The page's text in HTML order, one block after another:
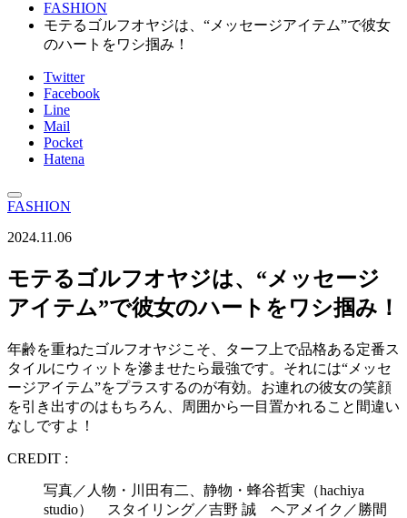
FASHION
モテるゴルフオヤジは、“メッセージアイテム”で彼女
のハートをワシ掴み！
Twitter
Facebook
Line
Mail
Pocket
Hatena
FASHION
2024.11.06
モテるゴルフオヤジは、“メッセージ
アイテム”で彼女のハートをワシ掴み！
年齢を重ねたゴルフオヤジこそ、ターフ上で品格ある定番ス
タイルにウィットを滲ませたら最強です。それには“メッセ
ージアイテム”をプラスするのが有効。お連れの彼女の笑顔
を引き出すのはもちろん、周囲から一目置かれること間違い
なしですよ！
CREDIT :
写真／人物・川田有二、静物・蜂谷哲実（hachiya
studio） スタイリング／吉野 誠 ヘアメイク／勝間